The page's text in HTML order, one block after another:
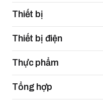
Thiết bị
Thiết bị điện
Thực phẩm
Tổng hợp